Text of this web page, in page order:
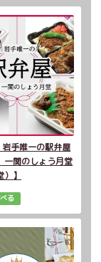
手唯一の駅弁屋
関のしょう月堂
）】
る